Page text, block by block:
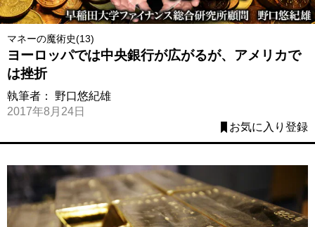
マネーの魔術史(13)
ヨーロッパでは中央銀行が広がるが、アメリカで
は挫折
執筆者： 野口悠紀雄
2017年8月24日
お気に入り登録